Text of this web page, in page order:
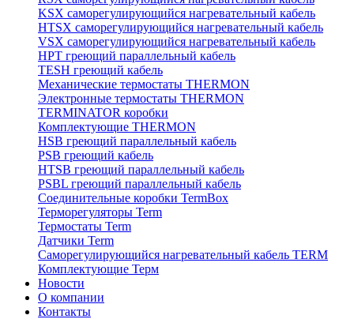
KSX саморегулирующийся нагревательный кабель
HTSX саморегулирующийся нагревательный кабель
VSX саморегулирующийся нагревательный кабель
НРТ греющий параллельный кабель
TESH греющий кабель
Механические термостаты THERMON
Электронные термостаты THERMON
TERMINATOR коробки
Комплектующие THERMON
HSB греющий параллельный кабель
PSB греющий кабель
HTSB греющий параллельный кабель
PSBL греющий параллельный кабель
Соединительные коробки TermBox
Терморегуляторы Term
Термостаты Term
Датчики Term
Саморегулирующийся нагревательный кабель TERM
Комплектующие Терм
Новости
О компании
Контакты